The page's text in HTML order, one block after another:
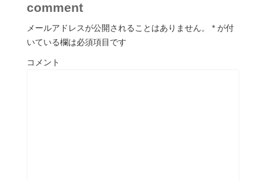
comment
メールアドレスが公開されることはありません。 * が付
いている欄は必須項目です
コメント